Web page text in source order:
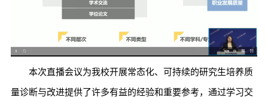
本次直播会议为我校开展常态化、可持续的研究生培养质
量诊断与改进提供了许多有益的经验和重要参考，通过学习交